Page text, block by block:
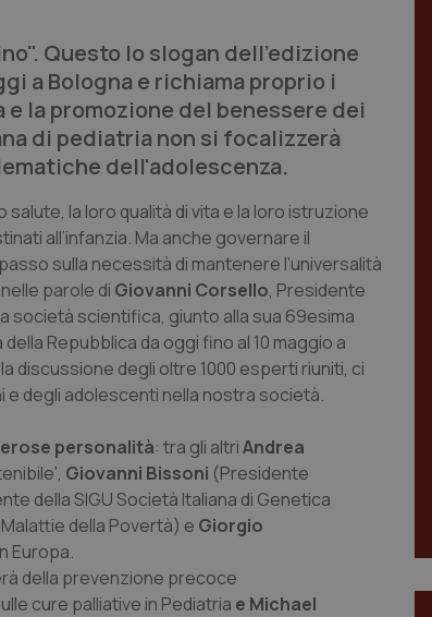
Questo lo slogan dell’edizione
a Bologna e richiama proprio i
la promozione del benessere dei
di pediatria non si focalizzerà
dell'adolescenza.
salute, la loro qualità di vita e la loro istruzione
all’infanzia. Ma anche governare il
sulla necessità di mantenere l'universalità
parole di Giovanni Corsello, Presidente
società scientifica, giunto alla sua 69esima
Repubblica da oggi fino al 10 maggio a
discussione degli oltre 1000 esperti riuniti, ci
e degli adolescenti nella nostra società.
personalità: tra gli altriAndrea
Giovanni Bissoni (Presidente
della SIGU Società Italiana di Genetica
della Povertà) e Giorgio
Europa.
della prevenzione precoce
cure palliative in Pediatria e Michael